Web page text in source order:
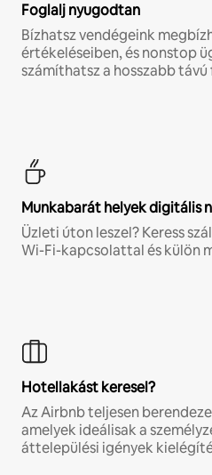
Foglalj nyugodtan
Bízhatsz vendégeink
értékeléseiben, és nonstop
számíthatsz a hosszabb
Munkabarát helyek digitális
Üzleti úton leszel? Keress
Wi-Fi-kapcsolattal és külön
Hotellakást keresel?
Az Airbnb teljesen
amelyek ideálisak a
áttelepülési igények